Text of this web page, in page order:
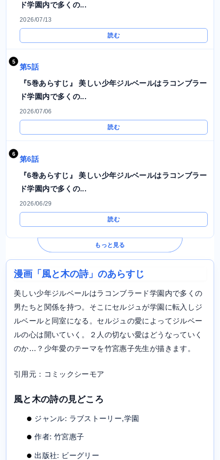
ド学園内で多くの...
2026/07/13
読む
第5話
『5巻あらすじ』 美しい少年ジルベールはラコンブラー
ド学園内で多くの...
2026/07/06
読む
第6話
『6巻あらすじ』 美しい少年ジルベールはラコンブラー
ド学園内で多くの...
2026/06/29
読む
もっと見る
漫画「風と木の詩」のあらすじ
美しい少年ジルベールはラコンブラード学園内で多くの
男たちと関係を持つ。そこにセルジュが学園に転入しジ
ルベールと同室になる。セルジュの愛によってジルベー
ルの心は開いていく。２人の切ない愛はどうなっていく
のか…？少年愛のテーマを竹宮惠子先生が描きます。
引用元：コミックシーモア
風と木の詩の見どころ
ジャンル: ラブストーリー,学園
作者: 竹宮惠子
出版社: ビーグリー